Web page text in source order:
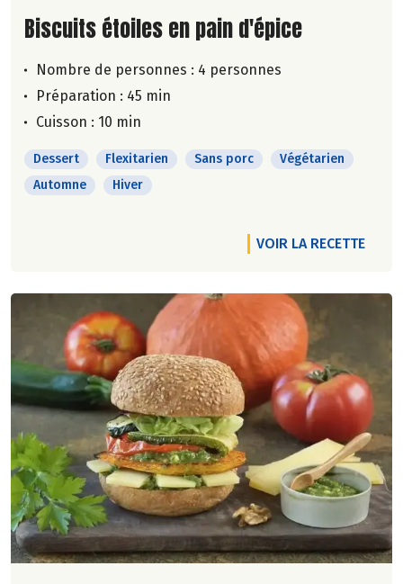
Lire la suite de la recette
Biscuits étoiles en pain d'épice
Nombre de personnes : 4 personnes
Préparation : 45 min
Cuisson : 10 min
Dessert Flexitarien Sans porc
Végétarien
Automne
Hiver
VOIR LA RECETTE